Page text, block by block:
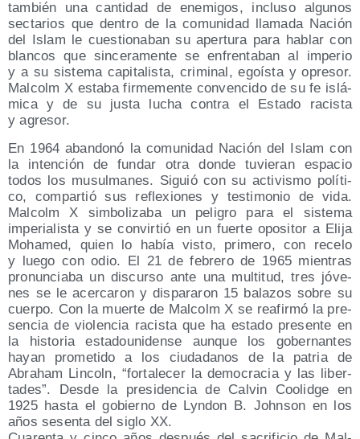
tam­bién una can­ti­dad de enemi­gos, inclu­so algu­nos
sec­ta­rios que den­tro de la comu­ni­dad lla­ma­da Nación
del Islam le cues­tio­na­ban su aper­tu­ra para hablar con
blan­cos que sin­ce­ra­men­te se enfren­ta­ban al impe­rio
y a su sis­te­ma capi­ta­lis­ta, cri­mi­nal, egoís­ta y opre­sor.
Mal­colm X esta­ba fir­me­men­te con­ven­ci­do de su fe islá­
mi­ca y de su jus­ta lucha con­tra el Esta­do racis­ta
y agresor.
En 1964 aban­do­nó la comu­ni­dad Nación del Islam con
la inten­ción de fun­dar otra don­de tuvie­ran espa­cio
todos los musul­ma­nes. Siguió con su acti­vis­mo polí­ti­
co, com­par­tió sus refle­xio­nes y tes­ti­mo­nio de vida.
Mal­colm X sim­bo­li­za­ba un peli­gro para el sis­te­ma
impe­ria­lis­ta y se con­vir­tió en un fuer­te opo­si­tor a Eli­ja
Moha­med, quien lo había vis­to, pri­me­ro, con rece­lo
y lue­go con odio. El 21 de febre­ro de 1965 mien­tras
pro­nun­cia­ba un dis­cur­so ante una mul­ti­tud, tres jóve­
nes se le acer­ca­ron y dis­pa­ra­ron 15 bala­zos sobre su
cuer­po. Con la muer­te de Mal­colm X se reafir­mó la pre­
sen­cia de vio­len­cia racis­ta que ha esta­do pre­sen­te en
la his­to­ria esta­dou­ni­den­se aun­que los gober­nan­tes
hayan pro­me­ti­do a los ciu­da­da­nos de la patria de
Abraham Lin­coln, “for­ta­le­cer la demo­cra­cia y las liber­
ta­des”. Des­de la pre­si­den­cia de Cal­vin Coolid­ge en
1925 has­ta el gobierno de Lyn­don B. John­son en los
años sesen­ta del siglo XX.